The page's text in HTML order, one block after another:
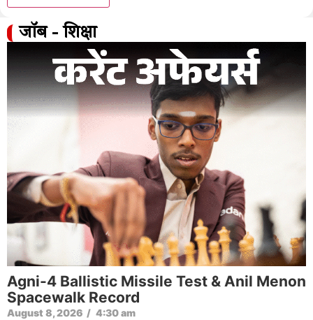
जॉब - शिक्षा
Agni-4 Ballistic Missile Test & Anil Menon
Spacewalk Record
August 8, 2026 / 4:30 am